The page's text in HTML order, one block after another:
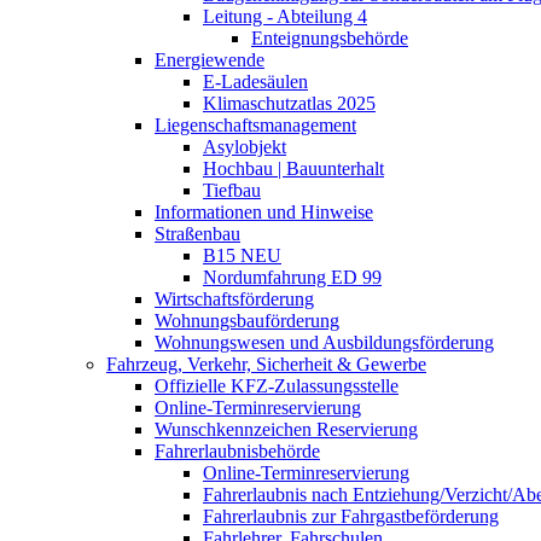
Leitung - Abteilung 4
Enteignungsbehörde
Energiewende
E-Ladesäulen
Klimaschutzatlas 2025
Liegenschaftsmanagement
Asylobjekt
Hochbau | Bauunterhalt
Tiefbau
Informationen und Hinweise
Straßenbau
B15 NEU
Nordumfahrung ED 99
Wirtschaftsförderung
Wohnungsbauförderung
Wohnungswesen und Ausbildungsförderung
Fahrzeug, Verkehr, Sicherheit & Gewerbe
Offizielle KFZ-Zulassungsstelle
Online-Terminreservierung
Wunschkennzeichen Reservierung
Fahrerlaubnisbehörde
Online-Terminreservierung
Fahrerlaubnis nach Entziehung/Verzicht/
Fahrerlaubnis zur Fahrgastbeförderung